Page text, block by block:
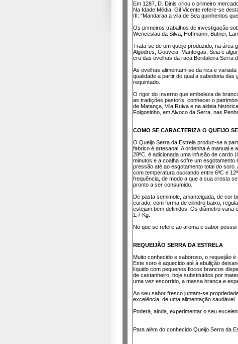
Em 1287, D. Dinis criou o primeiro
Na Idade Média, Gil Vicente refere-se
III: "Mandaraa a vila de Sea quinhentos
Os primeiros trabalhos de investigação
Wenceslau da Silva, Hoffmann, Butner,
Trata-se de um queijo produzido, na área
Algodres, Gouveia, Manteigas, Seia e
cru das ovelhas da raça Bordaleira Serra
As ovelhas alimentam-se da rica e
qualidade a partir do qual a sabedoria
requintado.
O rigor do Inverno que embeleza de
as tradições pastoris, conhecer o
de Matança, Vila Ruiva e na aldeia
Folgosinho, em Alvoco da Serra, nas
COMO SE CARACTERIZA O QUEIJO
O Queijo Serra da Estrela produz-se a
fabrico é artesanal. A ordenha é manual e
28ºC, é adicionada uma infusão de
minutos e a coalha sofre um
pressão até ao esgotamento total do
com temperatura oscilando entre 6ºC e
frequência, de modo a que a sua crosta
pronto a ser consumido.
De pasta semimole, amanteigada, de cor
curado, com forma de cilindro baixo,
estejam bem definidos. Os diâmetro varia
1,7 Kg.
No que se refere ao aroma e sabor possui
REQUEIJÃO SERRA DA ESTRELA
Muito conhecido e saboroso, o requeijão
Este soro é aquecido até à ebulição
líquido com pequenos flocos brancos
de castanheiro, hoje substituídos por
uma vez escorrido, a massa branca e
Ao seu sabor fresco juntam-se
excelência, de uma alimentação saudável.
Poderá, ainda, experimentar o seu
Para além do conhecido Queijo Serra da